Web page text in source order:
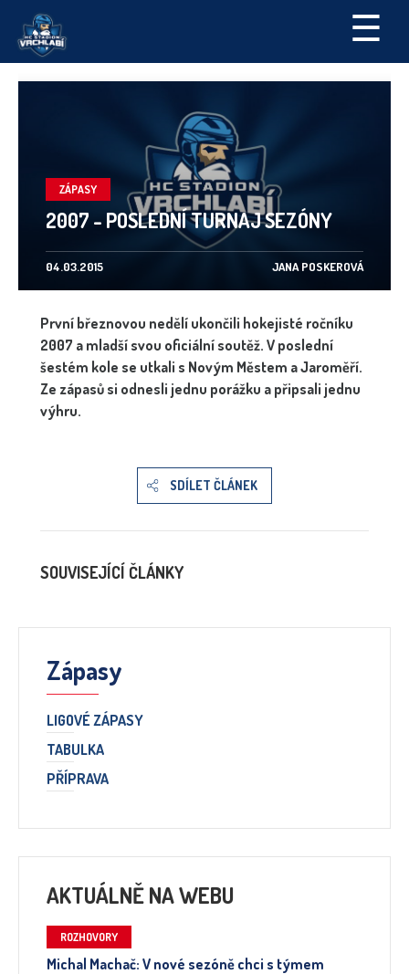
☰
ZÁPASY
2007 - POSLEDNÍ TURNAJ SEZÓNY
04.03.2015 JANA POSKEROVÁ
První březnovou nedělí ukončili hokejisté ročníku
2007 a mladší svou oficiální soutěž. V poslední
šestém kole se utkali s Novým Městem a Jaroměří.
Ze zápasů si odnesli jednu porážku a připsali jednu
výhru.
SDÍLET ČLÁNEK
SOUVISEJÍCÍ ČLÁNKY
Zápasy
LIGOVÉ ZÁPASY
TABULKA
PŘÍPRAVA
AKTUÁLNĚ NA WEBU
ROZHOVORY
Michal Machač: V nové sezóně chci s týmem